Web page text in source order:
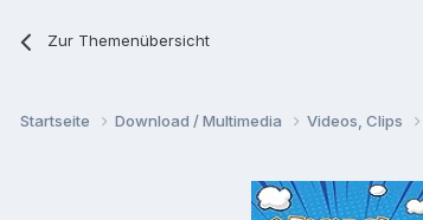
Zur Themenübersicht
Startseite Download / Multimedia Videos, Clips